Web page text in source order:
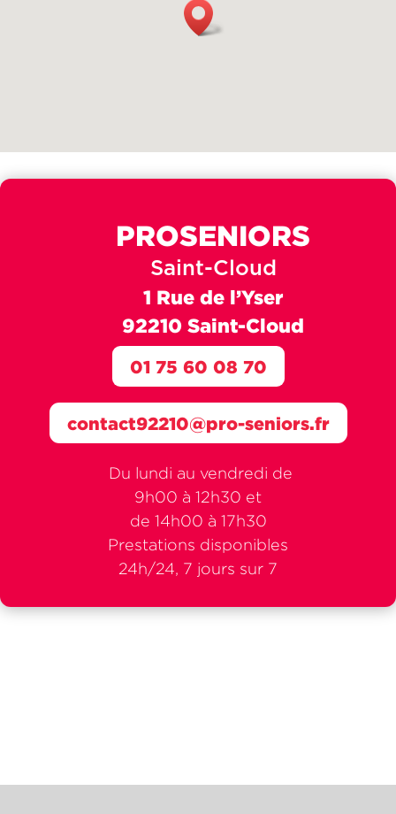
PROSENIORS
Saint-Cloud
1 Rue de l’Yser
92210 Saint-Cloud
Du lundi au vendredi de
9h00 à 12h30 et
de 14h00 à 17h30
Prestations disponibles
24h/24, 7 jours sur 7
contact92210@pro-seniors.fr
01 75 60 08 70